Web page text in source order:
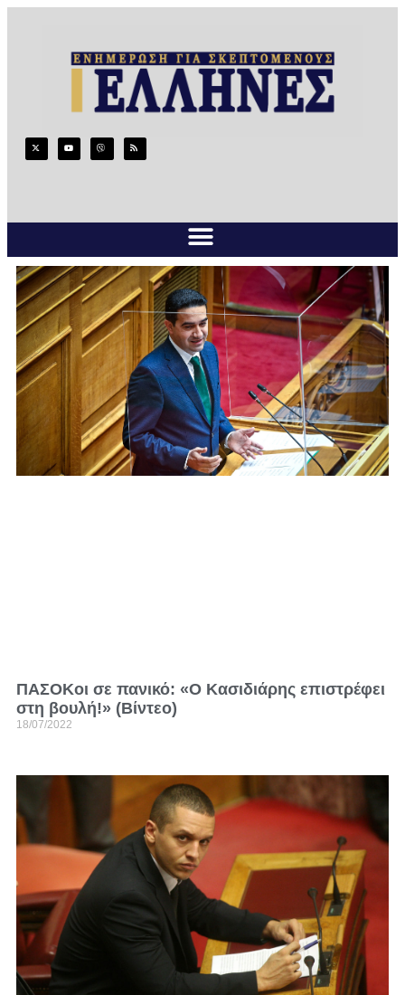
ΠΑΣΟΚοι σε πανικό: «Ο Κασιδιάρης επιστρέφει
στη βουλή!» (Βίντεο)
18/07/2022